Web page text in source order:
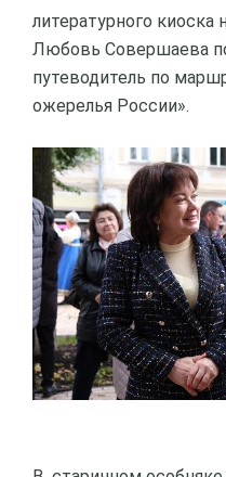
литературного
Любовь Совершаева
путеводитель по
ожерелья России».